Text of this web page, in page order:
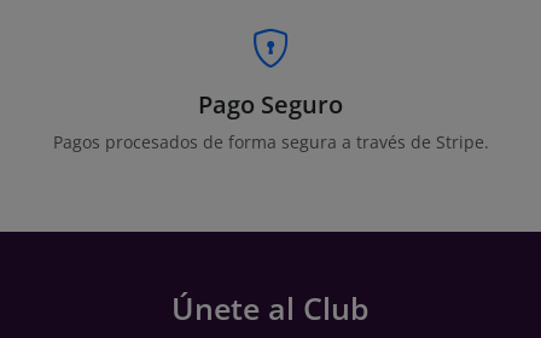
Pago Seguro
Pagos procesados de forma segura a través de Stripe.
Únete al Club